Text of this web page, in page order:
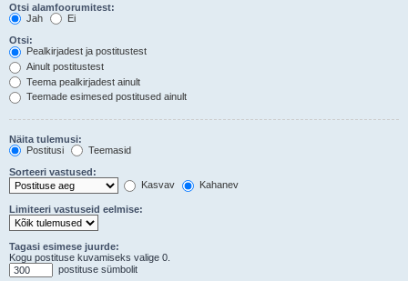
Otsi alamfoorumitest:
Jah
Ei
Otsi:
Pealkirjadest ja postitustest
Ainult postitustest
Teema pealkirjadest ainult
Teemade esimesed postitused ainult
Näita tulemusi:
Postitusi
Teemasid
Sorteeri vastused:
Kasvav
Kahanev
Limiteeri vastuseid eelmise:
Tagasi esimese juurde:
Kogu postituse kuvamiseks valige 0.
postituse sümbolit